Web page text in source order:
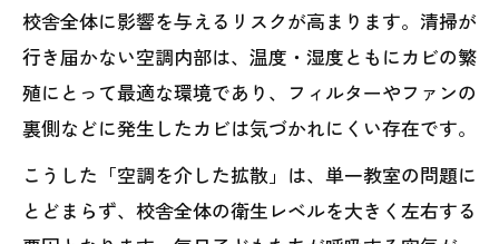
校舎全体に影響を与えるリスクが高まります。清掃が
行き届かない空調内部は、温度・湿度ともにカビの繁
殖にとって最適な環境であり、フィルターやファンの
裏側などに発生したカビは気づかれにくい存在です。
こうした「空調を介した拡散」は、単一教室の問題に
とどまらず、校舎全体の衛生レベルを大きく左右する